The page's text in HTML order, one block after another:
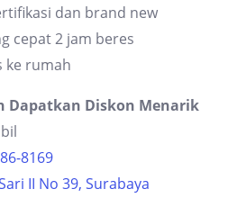
dan brand new
cepat 2 jam beres
ke rumah
Dapatkan Diskon Menarik
8169
II No 39, Surabaya